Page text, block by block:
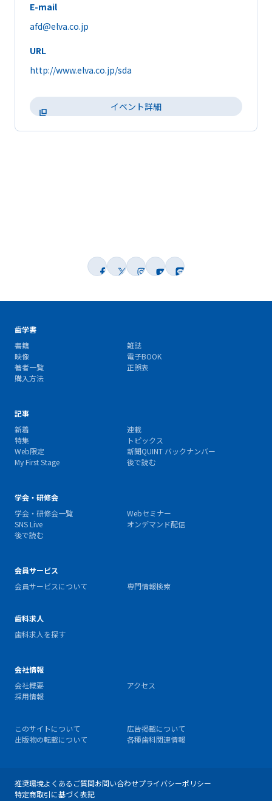
E-mail
afd@elva.co.jp
URL
http://www.elva.co.jp/sda
イベント詳細
歯学書
書籍
雑誌
映像
電子BOOK
著者一覧
正誤表
購入方法
記事
新着
連載
特集
トピックス
Web限定
新聞QUINT バックナンバー
My First Stage
後で読む
学会・研修会
学会・研修会一覧
Webセミナー
SNS Live
オンデマンド配信
後で読む
会員サービス
会員サービスについて
専門情報検索
歯科求人
歯科求人を探す
会社情報
会社概要
アクセス
採用情報
このサイトについて
広告掲載について
出版物の転載について
各種歯科関連情報
推奨環境よくあるご質問お問い合わせプライバシーポリシー
特定商取引に基づく表記